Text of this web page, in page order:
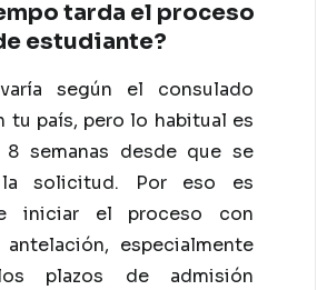
tarda el proceso
estudiante?
según el consulado
tu país, pero lo habitual es
semanas desde que se
la solicitud. Por eso es
iniciar el proceso con
especialmente
plazos de admisión